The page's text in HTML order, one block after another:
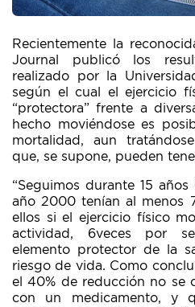
Recientemente la
Journal publicó los
realizado por la
según el cual el ejercicio
“protectora” frente a
hecho moviéndose es
mortalidad, aun
que, se supone, pueden
“Seguimos durante 15
año 2000 tenían al menos
ellos si el ejercicio físico
actividad, 6veces por
elemento protector de la
riesgo de vida. Como
el 40% de reducción no se
con un medicamento, y